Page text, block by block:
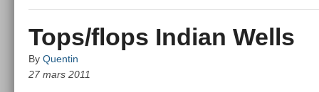
Tops/flops Indian Wells
By Quentin
27 mars 2011